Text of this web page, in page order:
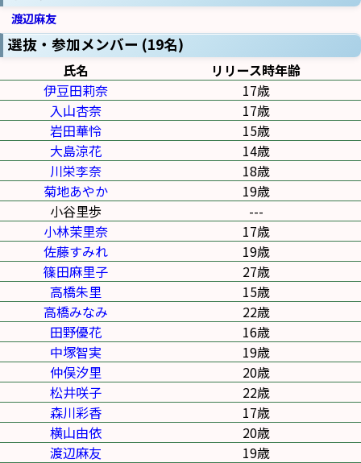
渡辺麻友
選抜・参加メンバー (19名)
氏名
リリース時年齢
伊豆田莉奈
17歳
入山杏奈
17歳
岩田華怜
15歳
大島涼花
14歳
川栄李奈
18歳
菊地あやか
19歳
小谷里歩
---
小林茉里奈
17歳
佐藤すみれ
19歳
篠田麻里子
27歳
高橋朱里
15歳
高橋みなみ
22歳
田野優花
16歳
中塚智実
19歳
仲俣汐里
20歳
松井咲子
22歳
森川彩香
17歳
横山由依
20歳
渡辺麻友
19歳